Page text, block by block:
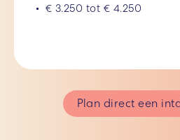
€ 3.250 tot € 4.250
Plan direct een